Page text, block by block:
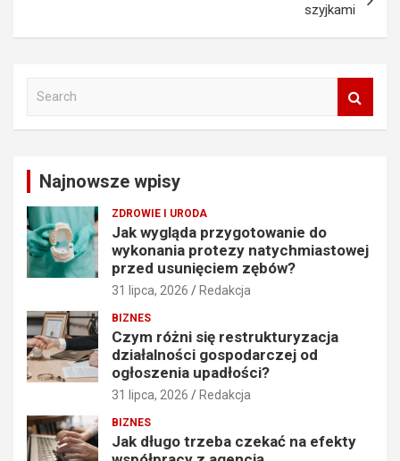
szyjkami
Najnowsze wpisy
ZDROWIE I URODA
Jak wygląda przygotowanie do
wykonania protezy natychmiastowej
przed usunięciem zębów?
31 lipca, 2026 Redakcja
BIZNES
Czym różni się restrukturyzacja
działalności gospodarczej od
ogłoszenia upadłości?
31 lipca, 2026 Redakcja
BIZNES
Jak długo trzeba czekać na efekty